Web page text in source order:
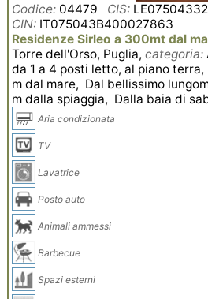
Codice: 04479 CIS:
CIN: IT075043B400027863
Residenze Sirleo a 300mt dal
Torre dell'Orso, Puglia,categoria:
da 1 a 4 posti letto, al piano
m dal mare, Dal bellissimo
m dalla spiaggia, Dalla baia di
Aria condizionata
TV
Lavatrice
Posto auto
Animali ammessi
Barbecue
Spazi esterni